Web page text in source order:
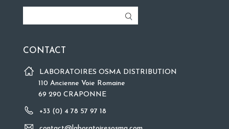
CONTACT
LABORATOIRES OSMA DISTRIBUTION
110 Ancienne Voie Romaine
69 290 CRAPONNE
+33 (0) 4 78 57 97 18